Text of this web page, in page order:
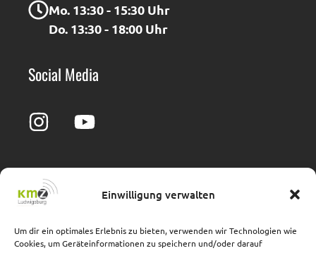
Einwilligung verwalten
Um dir ein optimales Erlebnis zu bieten, verwenden wir Technologien wie
Cookies, um Geräteinformationen zu speichern und/oder darauf
Mo. 13:30 - 15:30 Uhr
Do. 13:30 - 18:00 Uhr
Social Media
Impressum
Barrierefreiheit